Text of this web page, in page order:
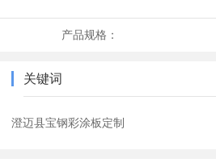
产品规格：
关键词
澄迈县宝钢彩涂板定制